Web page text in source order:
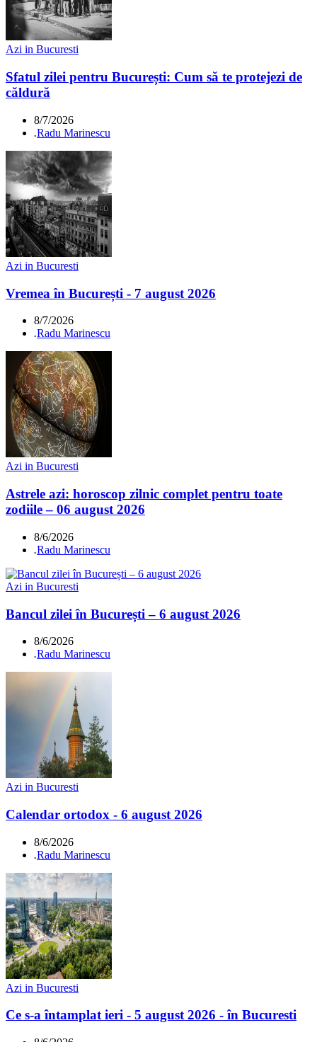
Azi in Bucuresti
Sfatul zilei pentru București: Cum să te protejezi de
căldură
8/7/2026
.Radu Marinescu
Azi in Bucuresti
Vremea în București - 7 august 2026
8/7/2026
.Radu Marinescu
Azi in Bucuresti
Astrele azi: horoscop zilnic complet pentru toate
zodiile – 06 august 2026
8/6/2026
.Radu Marinescu
Azi in Bucuresti
Bancul zilei în București – 6 august 2026
8/6/2026
.Radu Marinescu
Azi in Bucuresti
Calendar ortodox - 6 august 2026
8/6/2026
.Radu Marinescu
Azi in Bucuresti
Ce s-a întamplat ieri - 5 august 2026 - în Bucuresti